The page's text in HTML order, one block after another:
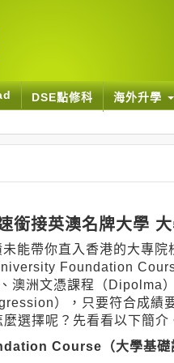
DSE點修科 海外升學
銜接英澳名牌大學
帶你直入香港的大專院
Foundation
澳洲文憑課程（Dipolma
），只要符合成績
選擇呢？先看看以下簡介
Course（大學基礎